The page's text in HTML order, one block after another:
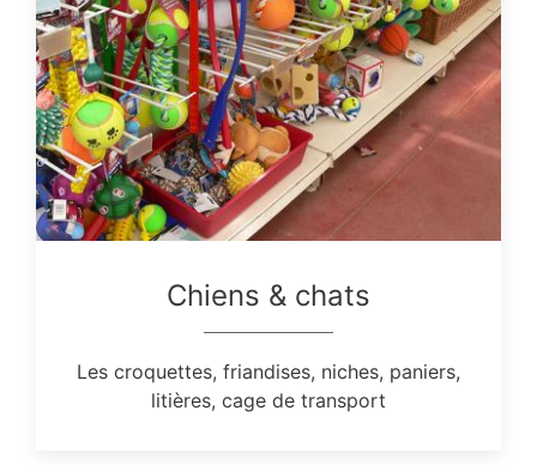
Chiens & chats
Les croquettes, friandises, niches, paniers,
litières, cage de transport